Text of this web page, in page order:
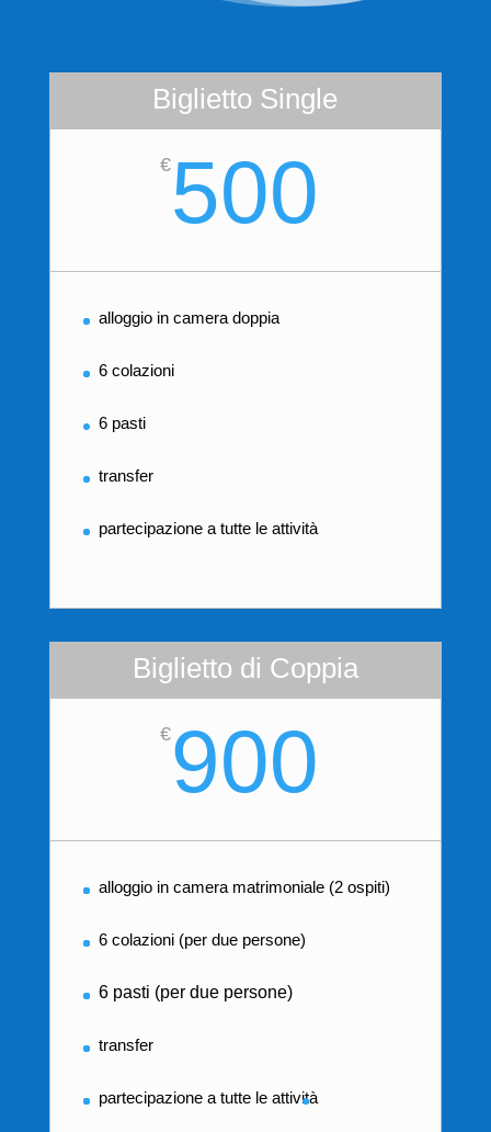
Biglietto Single
€500
alloggio in camera doppia
6 colazioni
6 pasti
transfer
partecipazione a tutte le attività
Biglietto di Coppia
€900
alloggio in camera matrimoniale (2 ospiti)
6 colazioni (per due persone)
6 pasti (per due persone)
transfer
partecipazione a tutte le attività